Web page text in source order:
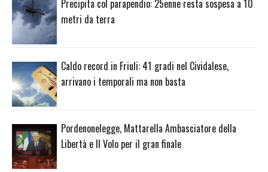
Precipita col parapendio: 25enne resta sospesa a 10
metri da terra
Caldo record in Friuli: 41 gradi nel Cividalese,
arrivano i temporali ma non basta
Pordenonelegge, Mattarella Ambasciatore della
Libertà e Il Volo per il gran finale